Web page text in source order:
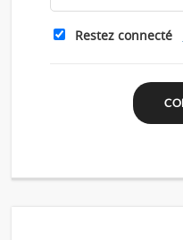
Restez connecté